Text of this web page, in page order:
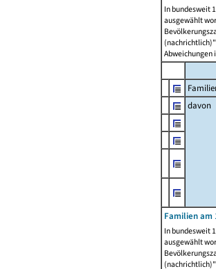
In bundesweit
ausgewählt
Abweichungen
davon
Familien am
In bundesweit
ausgewählt